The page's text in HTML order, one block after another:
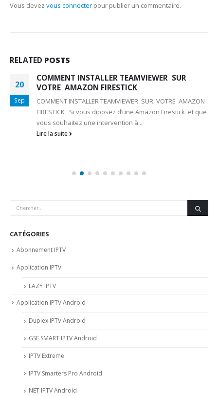
Vous devez vous connecter pour publier un commentaire.
RELATED POSTS
20
Sep
COMMENT INSTALLER TEAMVIEWER SUR
VOTRE AMAZON FIRESTICK
COMMENT INSTALLER TEAMVIEWER SUR VOTRE AMAZON
FIRESTICK Si vous diposez d’une Amazon Firestick et que
vous souhaitez une intervention à...
Lire la suite
CATÉGORIES
Abonnement IPTV
Application IPTV
LAZY IPTV
Application IPTV Android
Duplex IPTV Android
GSE SMART IPTV Android
IPTV Extreme
IPTV Smarters Pro Android
NET IPTV Android